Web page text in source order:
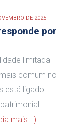
DE 2025
por
limitada
comum no
está ligado
mais...)